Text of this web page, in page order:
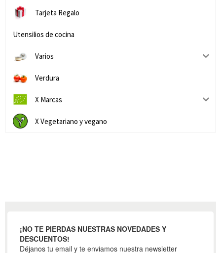
Tarjeta Regalo
Utensilios de cocina
Varios
Verdura
X Marcas
X Vegetariano y vegano